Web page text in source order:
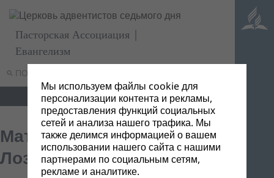
ПОИСК
Пасторская Ассоциация |
Евангелизм
Материалы от С.А.
Лозовского
Мы используем файлы cookie для
персонализации контента и рекламы,
предоставления функций социальных
сетей и анализа нашего трафика. Мы
также делимся информацией о вашем
использовании нашего сайта с нашими
партнерами по социальным сетям,
рекламе и аналитике.